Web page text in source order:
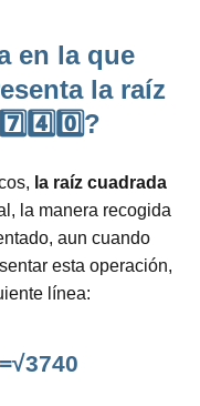
en la que
la raíz
la raíz cuadrada
la manera recogida
aun cuando
esta operación,
línea: